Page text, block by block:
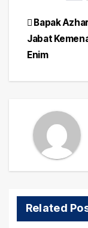
Post
Bapak
Jabat
Enim
Related